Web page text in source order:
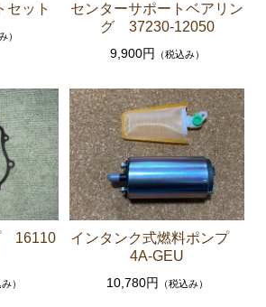
ッパーマウント ベアリング ボー
ッシュ類 など）
など）
ターサポートベアリング ドライブ
デフなど）
プ ワイヤー類
ー関係
MZ21
セット
）
センターサポートベアリン
グ 37230-12050
9,900円 （税込み）
16110
）
インタンク式燃料ポンプ
4A-GEU
10,780円 （税込み）